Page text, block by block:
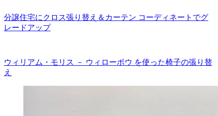
分譲住宅にクロス張り替え＆カーテン コーディネートでグ
レードアップ
ウィリアム・モリス － ウィローボウ を使った椅子の張り替
え